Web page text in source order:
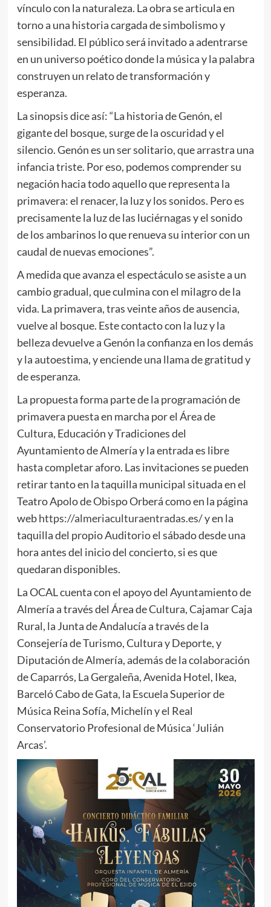
vínculo con la naturaleza. La obra se articula en
torno a una historia cargada de simbolismo y
sensibilidad. El público será invitado a adentrarse
en un universo poético donde la música y la palabra
construyen un relato de transformación y
esperanza.
La sinopsis dice así: “La historia de Genón, el
gigante del bosque, surge de la oscuridad y el
silencio. Genón es un ser solitario, que arrastra una
infancia triste. Por eso, podemos comprender su
negación hacia todo aquello que representa la
primavera: el renacer, la luz y los sonidos. Pero es
precisamente la luz de las luciérnagas y el sonido
de los ambarinos lo que renueva su interior con un
caudal de nuevas emociones”.
A medida que avanza el espectáculo se asiste a un
cambio gradual, que culmina con el milagro de la
vida. La primavera, tras veinte años de ausencia,
vuelve al bosque. Este contacto con la luz y la
belleza devuelve a Genón la confianza en los demás
y la autoestima, y enciende una llama de gratitud y
de esperanza.
La propuesta forma parte de la programación de
primavera puesta en marcha por el Área de
Cultura, Educación y Tradiciones del
Ayuntamiento de Almería y la entrada es libre
hasta completar aforo. Las invitaciones se pueden
retirar tanto en la taquilla municipal situada en el
Teatro Apolo de Obispo Orberá como en la página
webhttps://almeriaculturaentradas.es/y en la
taquilla del propio Auditorio el sábado desde una
hora antes del inicio del concierto, si es que
quedaran disponibles.
La OCAL cuenta con el apoyo del Ayuntamiento de
Almería a través del Área de Cultura, Cajamar Caja
Rural, la Junta de Andalucía a través de la
Consejería de Turismo, Cultura y Deporte, y
Diputación de Almería, además de la colaboración
de Caparrós, La Gergaleña, Avenida Hotel, Ikea,
Barceló Cabo de Gata, la Escuela Superior de
Música Reina Sofía, Michelín y el Real
Conservatorio Profesional de Música ‘Julián
Arcas’.